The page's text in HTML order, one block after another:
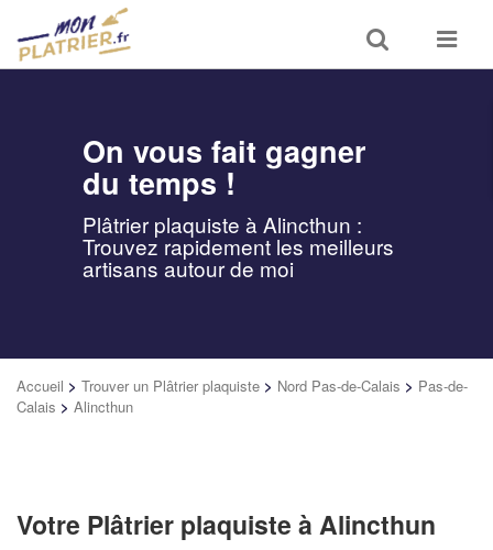
Toggle
search
Toggle
On vous fait gagner
du temps !
Plâtrier plaquiste à Alincthun :
Trouvez rapidement les meilleurs
artisans autour de moi
Accueil > Trouver un Plâtrier plaquiste > Nord Pas-de-Calais > Pas-de-
Calais > Alincthun
Votre Plâtrier plaquiste à Alincthun